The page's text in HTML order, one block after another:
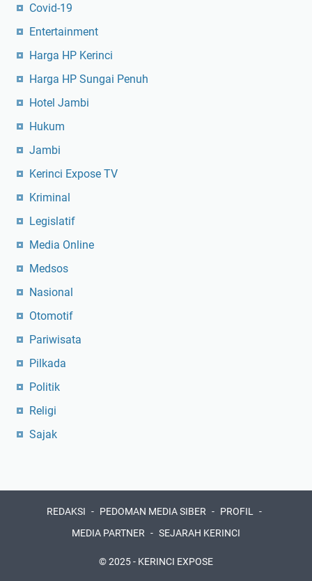
Covid-19
Entertainment
Harga HP Kerinci
Harga HP Sungai Penuh
Hotel Jambi
Hukum
Jambi
Kerinci Expose TV
Kriminal
Legislatif
Media Online
Medsos
Nasional
Otomotif
Pariwisata
Pilkada
Politik
Religi
Sajak
REDAKSI PEDOMAN MEDIA SIBER
PROFIL
MEDIA PARTNER
SEJARAH KERINCI
© 2025 - KERINCI EXPOSE